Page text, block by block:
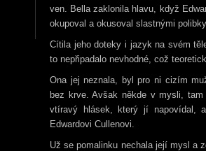
ven. Bella zaklonila hlavu, když
okupoval a okusoval slastnými
Cítila jeho doteky i jazyk na svém
to nepřipadalo nevhodné, což
Ona jej neznala, byl pro ni cizím
bez krve. Avšak někde v mysli,
vtíravý hlásek, který jí napovídal,
Edwardovi Cullenovi.
Už se pomalinku nechala její mysl a